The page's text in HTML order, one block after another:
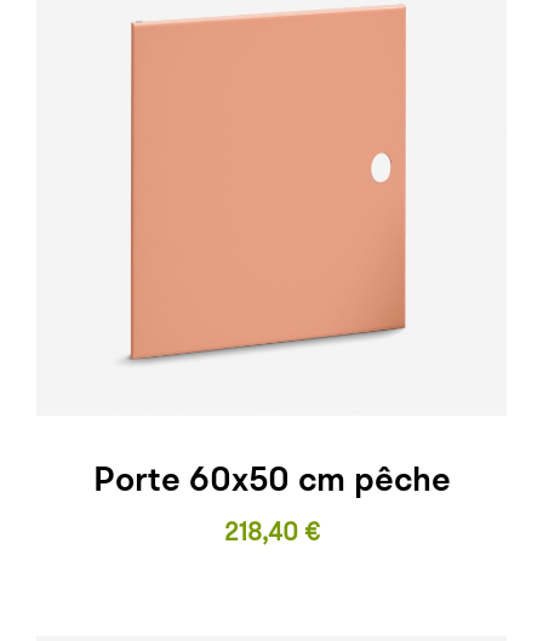
Porte 60x50 cm pêche
Prix
218,40 €